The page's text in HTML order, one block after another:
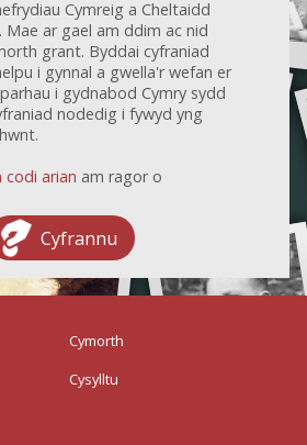
Cymreig a Cheltaidd
Mae ar gael am ddim ac nid
grant. Byddai cyfraniad
i gynnal a gwella'r wefan er
i gydnabod Cymry sydd
nodedig i fywyd yng
codi arian am ragor o
Cyfrannu
Cymorth
Cysylltu